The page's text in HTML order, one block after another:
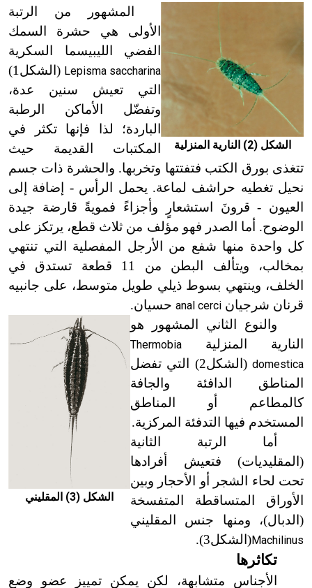
الشكل (2) النارية المنزلية
المشهور من الرتبة
الأولى هي حشرة السمك
الفضي الليبيسما السكرية
Lepisma saccharina
(الشكل1)
التي تعيش سنين عدة،
وتفضّل الأماكن الرطبة
الباردة؛ لذا فإنها تكثر في
المكتبات القديمة حيث
تتغذى بورق الكتب فتفتتها وتخربها. والحشرة ذات جسم
نحيل تغطيه حراشف لماعة. يحمل الرأس - إضافة إلى
العيون - قرونَ استشعارٍ وأجزاءً فمويةً قارضة جيدة
الوضوح. أما الصدر فهو مؤلف من ثلاث قطع، يرتكز على
كل واحدة منها شفع من الأرجل المفصلية التي تنتهي
بمخالب، ويتألف البطن من 11 قطعة تستدق في
الخلف، وينتهي بسوط ذيلي طويل متوسط، على جانبيه
قرنان شرجيان anal cerci حسيان.
الشكل (3) المقليني
والنوع الثاني المشهور هو
النارية المنزلية Thermobia
domestica
(الشكل2) التي تفضل
المناطق الدافئة والجافة
كالمطاعم أو المناطق
المستخدم فيها التدفئة المركزية.
أما الرتبة الثانية
(المقليديات) فتعيش أفرادها
تحت لحاء الشجر أو الأحجار وبين
الأوراق المتساقطة المتفسخة
(الدبال)، ومنها جنس المقليني
Machilinus(الشكل3).
تكاثرها
الأجناس متشابهة، لكن يمكن تمييز عضو وضع